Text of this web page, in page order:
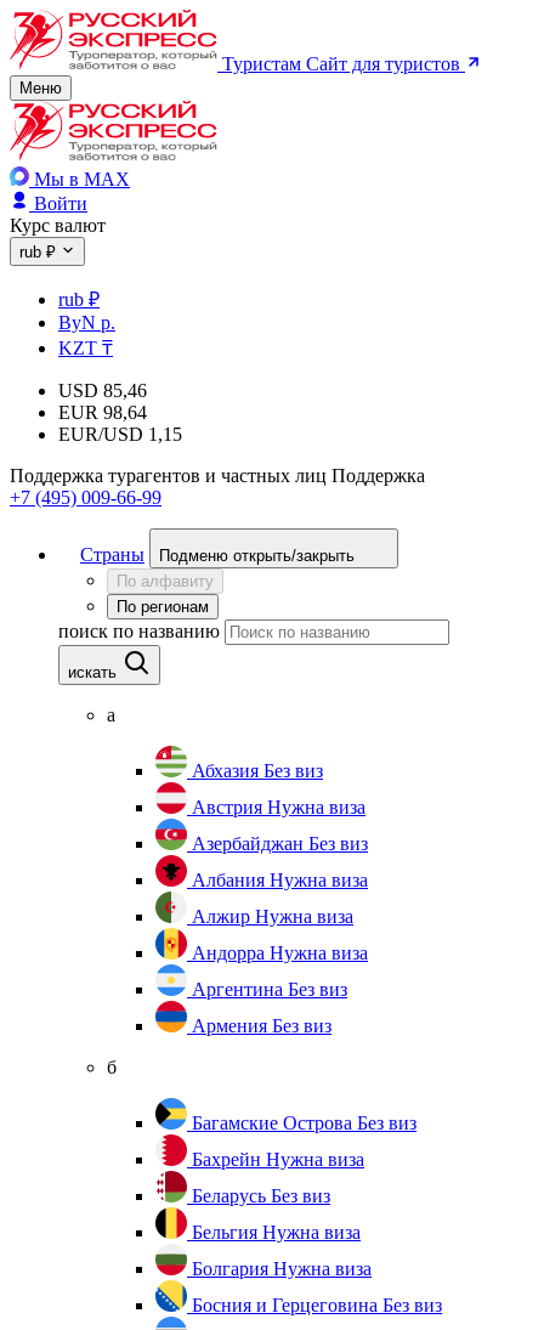
Туристам Сайт для туристов
Меню
Мы в MAX
Войти
Курс валют
rub ₽
rub ₽
ByN р.
KZT ₸
USD 85,46
EUR 98,64
EUR/USD 1,15
Поддержка турагентов и частных лиц Поддержка
+7 (495) 009-66-99
Страны
Подменю открыть/закрыть
По алфавиту
По регионам
поиск по названию
искать
а
Абхазия Без виз
Австрия Нужна виза
Азербайджан Без виз
Албания Нужна виза
Алжир Нужна виза
Андорра Нужна виза
Аргентина Без виз
Армения Без виз
б
Багамские Острова Без виз
Бахрейн Нужна виза
Беларусь Без виз
Бельгия Нужна виза
Болгария Нужна виза
Босния и Герцеговина Без виз